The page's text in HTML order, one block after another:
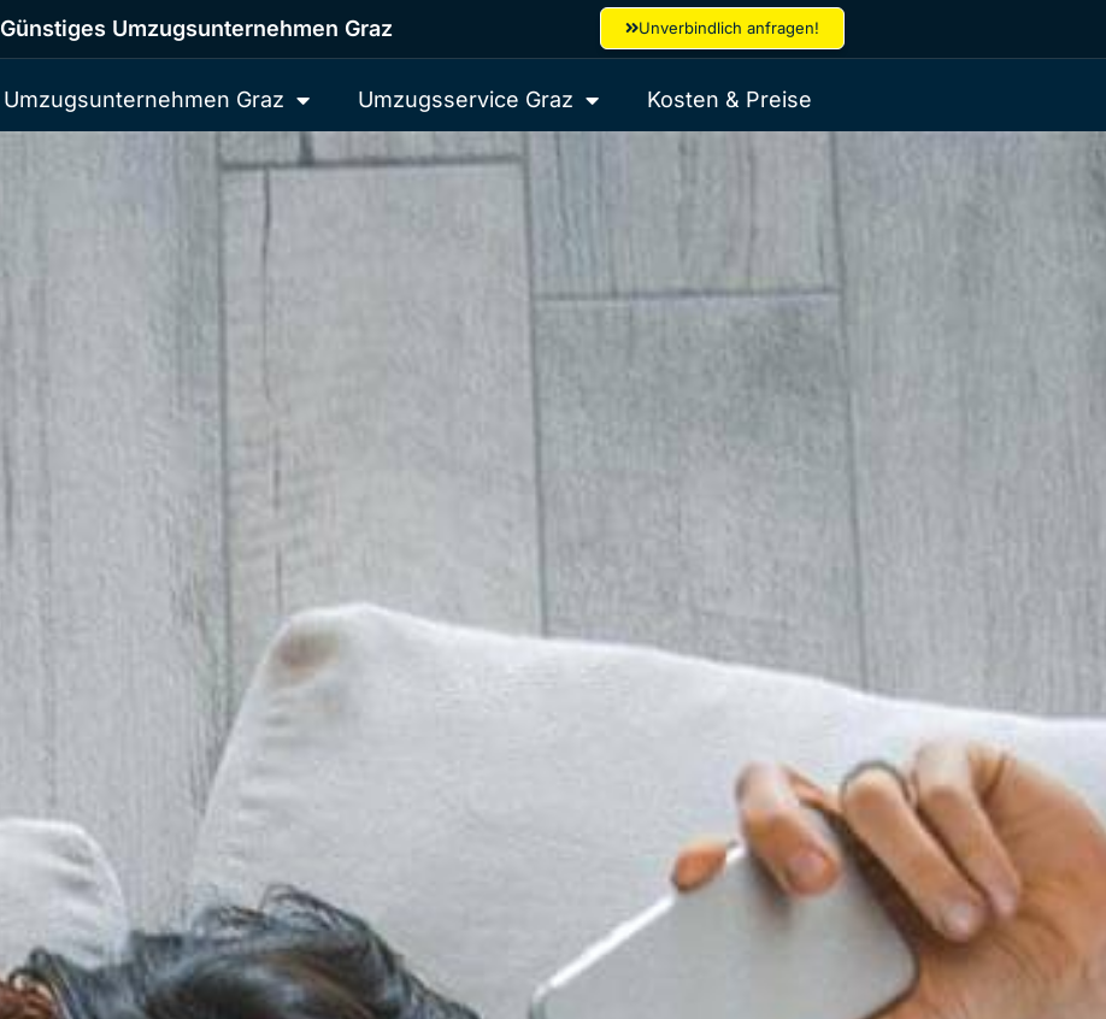
Günstiges Umzugsunternehmen Graz Unverbindlich anfragen!
Umzugsunternehmen Graz Umzugsservice Graz Kosten & Preise